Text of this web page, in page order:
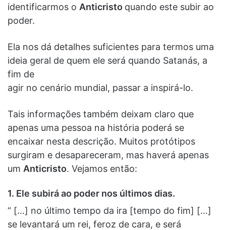
identificarmos o Anticristo quando este subir ao
poder.
Ela nos dá detalhes suficientes para termos uma
ideia geral de quem ele será quando Satanás, a
fim de
agir no cenário mundial, passar a inspirá-lo.
Tais informações também deixam claro que
apenas uma pessoa na história poderá se
encaixar nesta descrição. Muitos protótipos
surgiram e desapareceram, mas haverá apenas
um Anticristo. Vejamos então:
1. Ele subirá ao poder nos últimos dias.
“ […] no último tempo da ira [tempo do fim] […]
se levantará um rei, feroz de cara, e será